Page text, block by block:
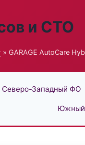
и СТО
» GARAGE AutoCare
Северо-Западный ФО